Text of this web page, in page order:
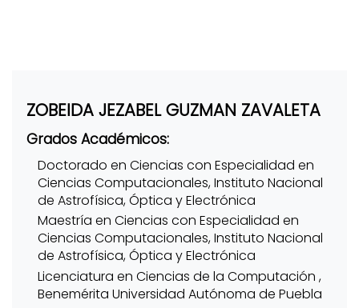
ZOBEIDA JEZABEL GUZMAN ZAVALETA
Grados Académicos:
Doctorado en Ciencias con Especialidad en
Ciencias Computacionales, Instituto Nacional
de Astrofísica, Óptica y Electrónica
Maestría en Ciencias con Especialidad en
Ciencias Computacionales, Instituto Nacional
de Astrofísica, Óptica y Electrónica
Licenciatura en Ciencias de la Computación ,
Benemérita Universidad Autónoma de Puebla